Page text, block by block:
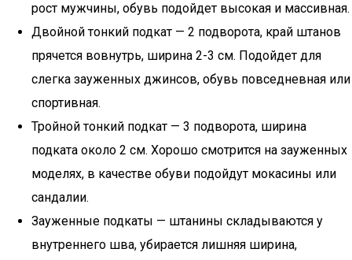
рост мужчины, обувь подойдет высокая и массивная.
Двойной тонкий подкат — 2 подворота, край штанов
прячется вовнутрь, ширина 2-3 см. Подойдет для
слегка зауженных джинсов, обувь повседневная или
спортивная.
Тройной тонкий подкат — 3 подворота, ширина
подката около 2 см. Хорошо смотрится на зауженных
моделях, в качестве обуви подойдут мокасины или
сандалии.
Зауженные подкаты — штанины складываются у
внутреннего шва, убирается лишняя ширина,